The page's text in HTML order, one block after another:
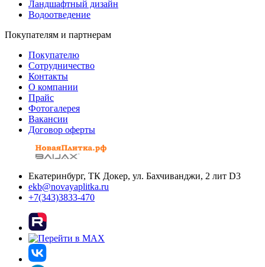
Ландшафтный дизайн
Водоотведение
Покупателям и партнерам
Покупателю
Сотрудничество
Контакты
О компании
Прайс
Фотогалерея
Вакансии
Договор оферты
Екатеринбург, ТК Докер, ул. Бахчиванджи, 2 лит D3
ekb@novayaplitka.ru
+7(343)3833-470